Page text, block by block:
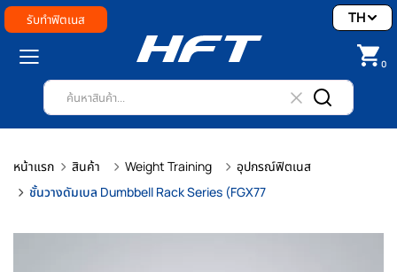
รับทำฟิตเนส
0
TH
หน้าแรก สินค้า Weight Training
อุปกรณ์ฟิตเนส
ชั้นวางดัมเบล Dumbbell Rack Series (FGX77